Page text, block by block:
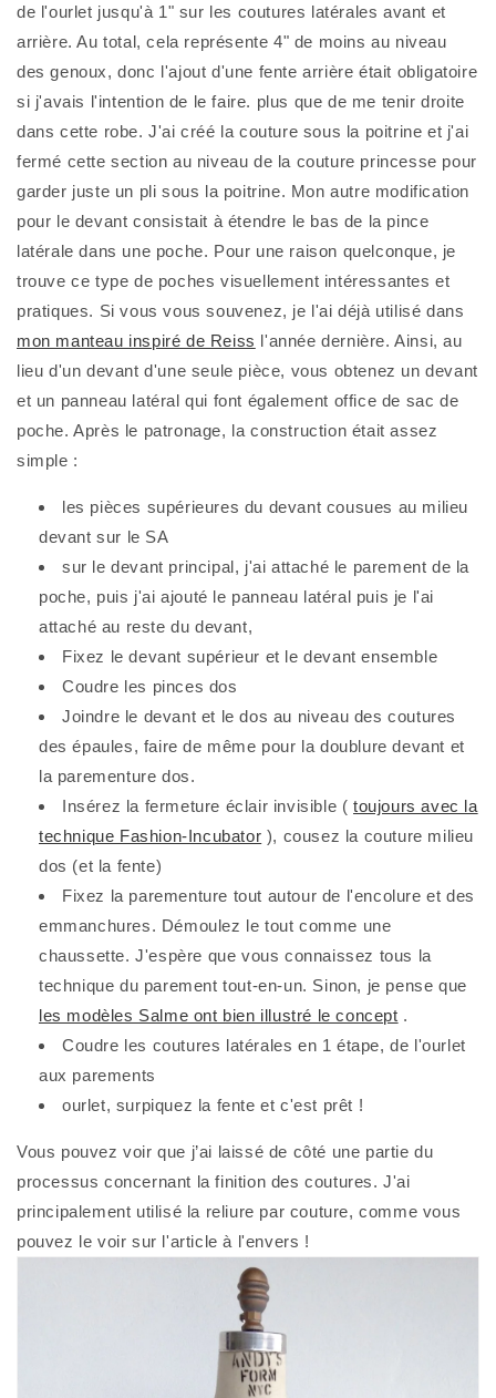
de l'ourlet jusqu'à 1" sur les coutures latérales avant et
arrière. Au total, cela représente 4" de moins au niveau
des genoux, donc l'ajout d'une fente arrière était obligatoire
si j'avais l'intention de le faire. plus que de me tenir droite
dans cette robe. J'ai créé la couture sous la poitrine et j'ai
fermé cette section au niveau de la couture princesse pour
garder juste un pli sous la poitrine. Mon autre modification
pour le devant consistait à étendre le bas de la pince
latérale dans une poche. Pour une raison quelconque, je
trouve ce type de poches visuellement intéressantes et
pratiques. Si vous vous souvenez, je l'ai déjà utilisé dans
mon manteau inspiré de Reiss l'année dernière. Ainsi, au
lieu d'un devant d'une seule pièce, vous obtenez un devant
et un panneau latéral qui font également office de sac de
poche. Après le patronage, la construction était assez
simple :
les pièces supérieures du devant cousues au milieu
devant sur le SA
sur le devant principal, j'ai attaché le parement de la
poche, puis j'ai ajouté le panneau latéral puis je l'ai
attaché au reste du devant,
Fixez le devant supérieur et le devant ensemble
Coudre les pinces dos
Joindre le devant et le dos au niveau des coutures
des épaules, faire de même pour la doublure devant et
la parementure dos.
Insérez la fermeture éclair invisible (toujours avec la
technique Fashion-Incubator ), cousez la couture milieu
dos (et la fente)
Fixez la parementure tout autour de l'encolure et des
emmanchures. Démoulez le tout comme une
chaussette. J'espère que vous connaissez tous la
technique du parement tout-en-un. Sinon, je pense que
les modèles Salme ont bien illustré le concept .
Coudre les coutures latérales en 1 étape, de l'ourlet
aux parements
ourlet, surpiquez la fente et c'est prêt !
Vous pouvez voir que j’ai laissé de côté une partie du
processus concernant la finition des coutures. J'ai
principalement utilisé la reliure par couture, comme vous
pouvez le voir sur l'article à l'envers !